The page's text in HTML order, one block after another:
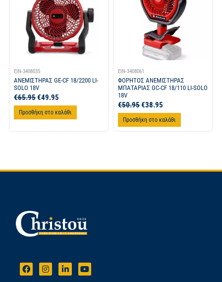
EIN-3408035
ΑΝΕΜΙΣΤΗΡΑΣ GE-CF 18/2200 LI-
SOLO 18V
€65.95€49.95
Προσθήκη στο καλάθι
EIN-3408061
ΦΟΡΗΤΟΣ ΑΝΕΜΙΣΤΗΡΑΣ
ΜΠΑΤΑΡΙΑΣ GC-CF 18/110 LI-SOLO
18V
€50.95€38.95
Προσθήκη στο καλάθι